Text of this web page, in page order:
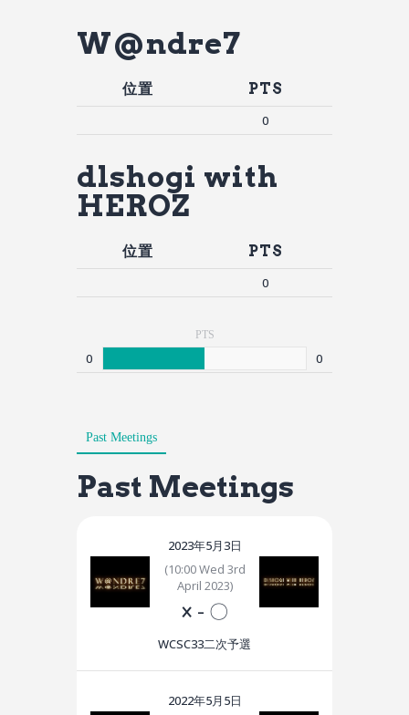
W@ndre7
位置 PTS
0
dlshogi with
HEROZ
位置 PTS
0
PTS
0 0
Past Meetings
Past Meetings
2023年5月3日
(10:00 Wed 3rd
April 2023)
× - 〇
WCSC33二次予選
2022年5月5日